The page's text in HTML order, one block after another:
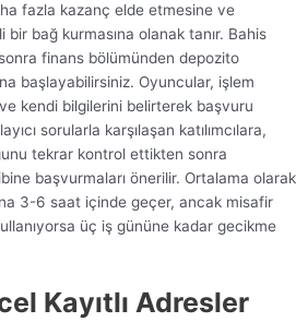
fazla kazanç elde etmesine ve
bağ kurmasına olanak tanır. Bahis
finans bölümünden depozito
başlayabilirsiniz. Oyuncular, işlem
kendi bilgilerini belirterek başvuru
sorularla karşılaşan katılımcılara,
tekrar kontrol ettikten sonra
başvurmaları önerilir. Ortalama
3-6 saat içinde geçer, ancak misafir
üç iş gününe kadar gecikme
Kayıtlı Adresler